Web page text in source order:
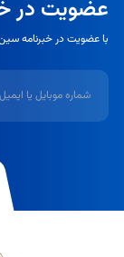
عضویت در
با عضویت در خبرنامه
شماره موبایل یا ایمیل